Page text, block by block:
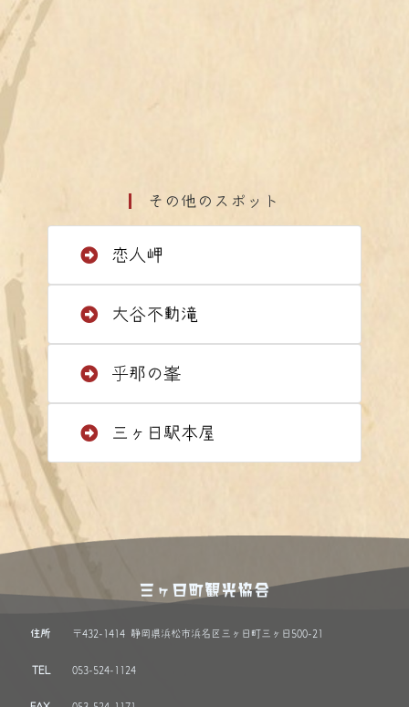
その他のスポット
恋人岬
大谷不動滝
乎那の峯
三ヶ日駅本屋
三ヶ日町観光協会
住所 〒432-1414 静岡県浜松市浜名区三ヶ日町三ヶ日500-21
TEL 053-524-1124